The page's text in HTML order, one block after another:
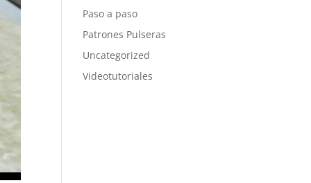
Paso a paso
Patrones Pulseras
Uncategorized
Videotutoriales